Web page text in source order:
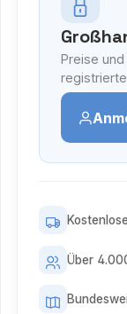
Preise
Über